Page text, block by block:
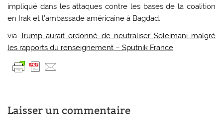
impliqué dans les attaques contre les bases de la coalition
en Irak et l’ambassade américaine à Bagdad.
viaTrump aurait ordonné de neutraliser Soleimani malgré
les rapports du renseignement – Sputnik France
Laisser un commentaire